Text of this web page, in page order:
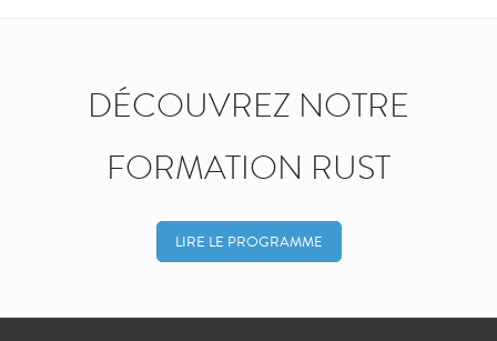
DÉCOUVREZ NOTRE
FORMATION RUST
LIRE LE PROGRAMME